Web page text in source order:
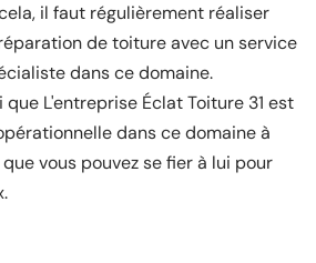
il faut régulièrement réaliser
de toiture avec un service
dans ce domaine.
que L'entreprise Éclat Toiture 31 est
dans ce domaine à
vous pouvez se fier à lui pour